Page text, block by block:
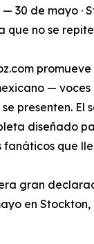
30 de mayo ·
que no se
—
presenten.
diseñado
que
gran
en